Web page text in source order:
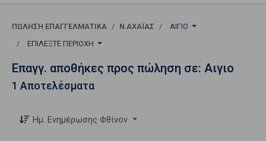
ΠΏΛΗΣΗ ΕΠΑΓΓΕΛΜΑΤΙΚΆ Ν.ΑΧΑΪΑΣ
ΑΙΓΙΟ
ΕΠΙΛΈΞΤΕ ΠΕΡΙΟΧΉ
Επαγγ. αποθήκες προς πώληση σε: Αιγιο
1 Αποτελέσματα
Ημ. Ενημέρωσης Φθίνον